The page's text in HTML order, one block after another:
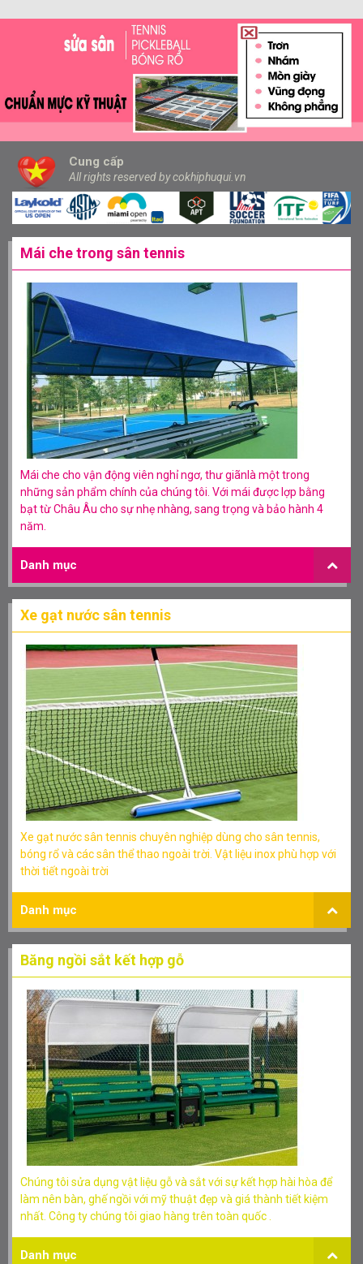
Cung cấp
All rights reserved by cokhiphuqui.vn
Mái che trong sân tennis
Mái che cho vận động viên nghỉ ngơ, thư giãnlà một trong
những sản phẩm chính của chúng tôi. Với mái được lợp bằng
bạt từ Châu Âu cho sự nhẹ nhàng, sang trọng và bảo hành 4
năm.
Danh mục
Xe gạt nước sân tennis
Xe gạt nước sân tennis chuyên nghiệp dùng cho sân tennis,
bóng rổ và các sân thể thao ngoài trời. Vật liệu inox phù hợp với
thời tiết ngoài trời
Danh mục
Băng ngồi sắt kết hợp gỗ
Chúng tôi sửa dụng vật liệu gỗ và sắt với sự kết hợp hài hòa để
làm nên bàn, ghế ngồi với mỹ thuật đẹp và giá thành tiết kiệm
nhất. Công ty chúng tôi giao hàng trên toàn quốc .
Danh mục